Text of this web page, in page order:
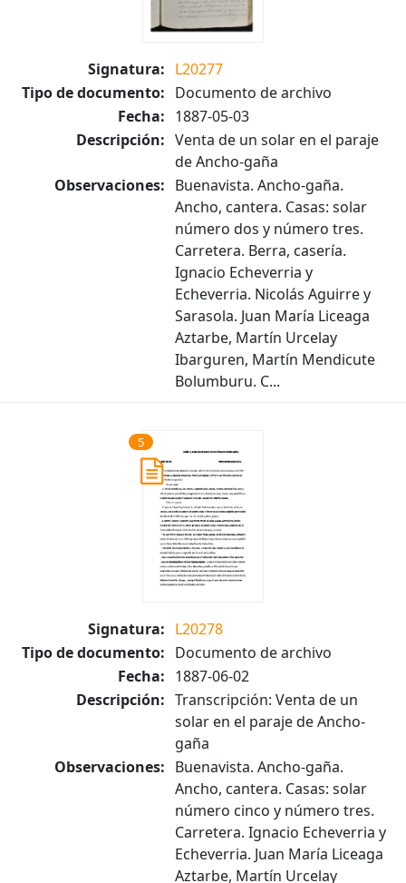
Signatura: L20277
Tipo de documento: Documento de archivo
Fecha: 1887-05-03
Descripción: Venta de un solar en el paraje
de Ancho-gaña
Observaciones: Buenavista. Ancho-gaña.
Ancho, cantera. Casas: solar
número dos y número tres.
Carretera. Berra, casería.
Ignacio Echeverria y
Echeverria. Nicolás Aguirre y
Sarasola. Juan María Liceaga
Aztarbe, Martín Urcelay
Ibarguren, Martín Mendicute
Bolumburu. C...
5
Signatura: L20278
Tipo de documento: Documento de archivo
Fecha: 1887-06-02
Descripción: Transcripción: Venta de un
solar en el paraje de Ancho-
gaña
Observaciones: Buenavista. Ancho-gaña.
Ancho, cantera. Casas: solar
número cinco y número tres.
Carretera. Ignacio Echeverria y
Echeverria. Juan María Liceaga
Aztarbe, Martín Urcelay